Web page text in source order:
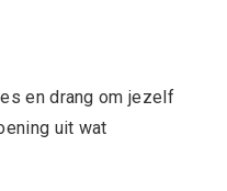
en drang om jezelf
uit wat